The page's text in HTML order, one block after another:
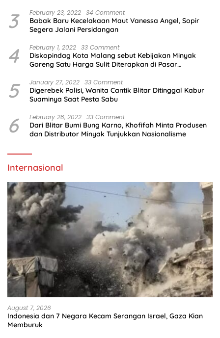
3 February 23, 2022 34 Comment
Babak Baru Kecelakaan Maut Vanessa Angel, Sopir
Segera Jalani Persidangan
4 February 1, 2022 33 Comment
Diskopindag Kota Malang sebut Kebijakan Minyak
Goreng Satu Harga Sulit Diterapkan di Pasar
5 January 27, 2022 33 Comment
Digerebek Polisi, Wanita Cantik Blitar Ditinggal Kabur
Suaminya Saat Pesta Sabu
6 February 28, 2022 33 Comment
Dari Blitar Bumi Bung Karno, Khofifah Minta Produsen
dan Distributor Minyak Tunjukkan Nasionalisme
Internasional
August 7, 2026
Indonesia dan 7 Negara Kecam Serangan Israel, Gaza Kian
Memburuk